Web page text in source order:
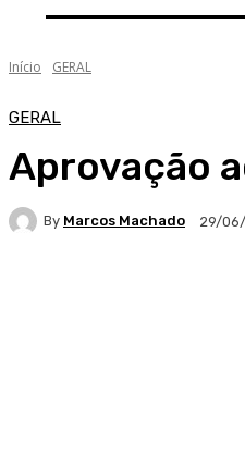
Início GERAL
GERAL
Aprovação
By Marcos Machado 29/